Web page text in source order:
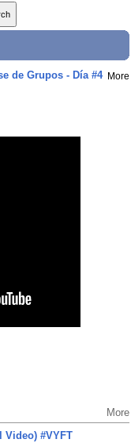
de Grupos - Día #4 More
More
Video) #VYFT